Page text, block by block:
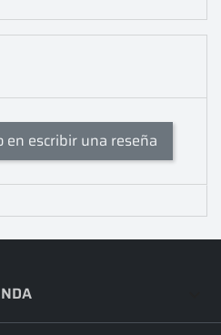
en escribir una reseña